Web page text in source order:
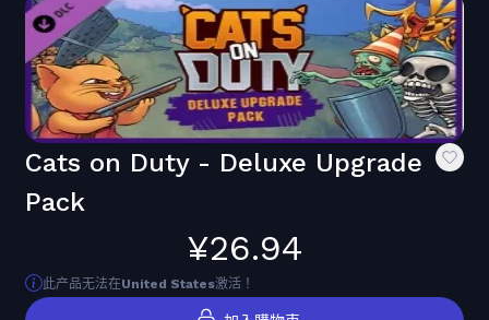
Cats on Duty - Deluxe Upgrade
Pack
¥26.94
此产品无法在United States激活！